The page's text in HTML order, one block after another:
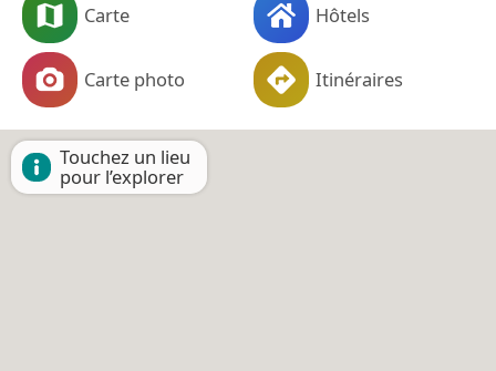
Carte Hôtels
Carte photo Itinéraires
Touchez un lieu
pour l’explorer